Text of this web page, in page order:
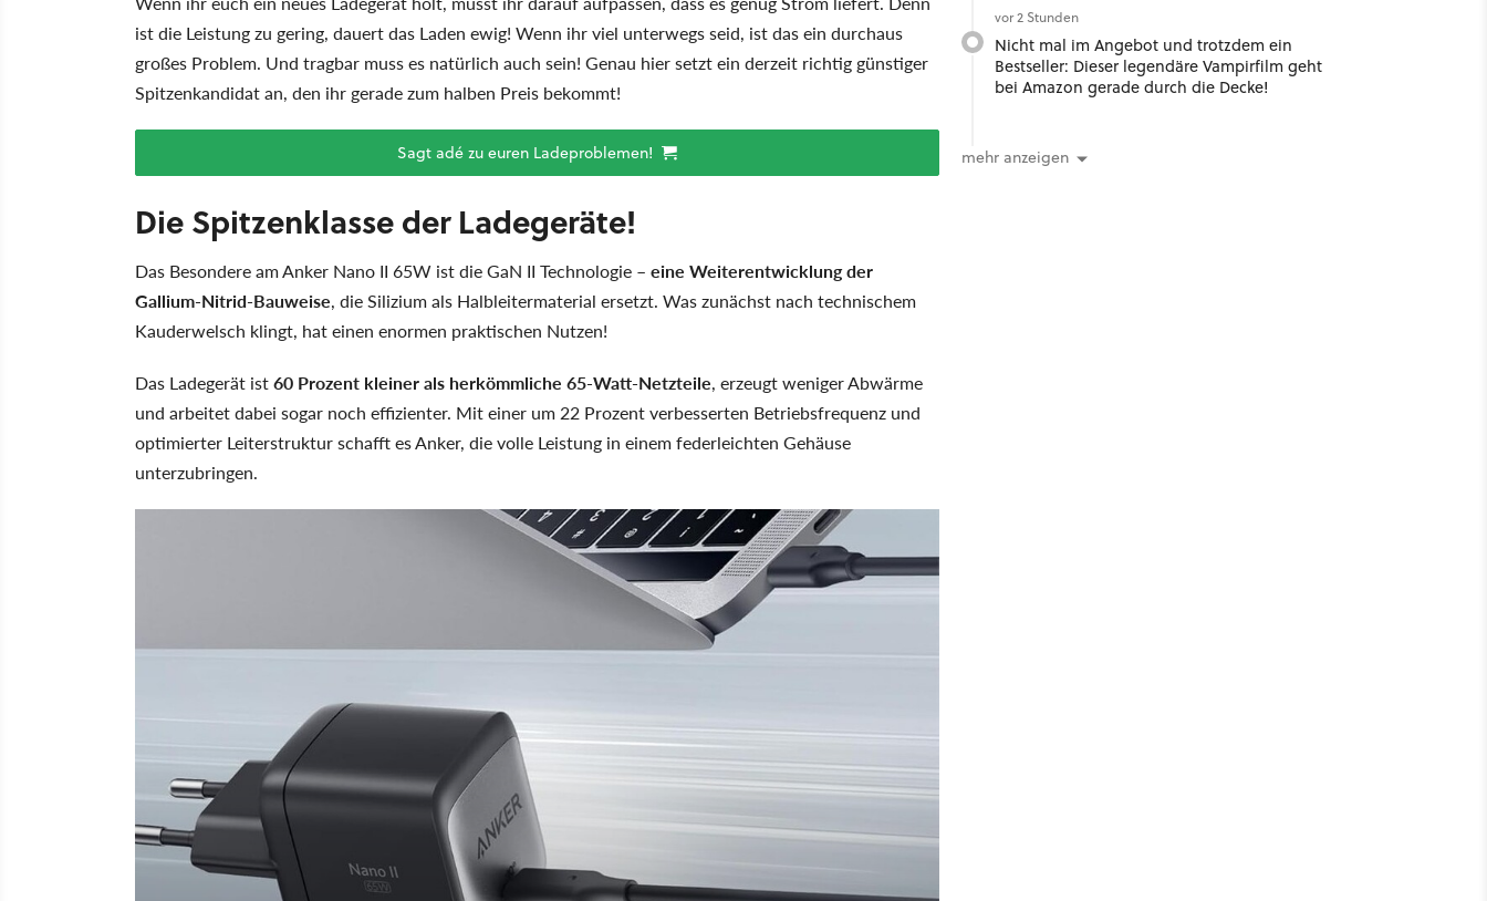
ist die Leistung zu gering, dauert das Laden ewig! Wenn ihr viel unterwegs seid, ist das ein durchaus
großes Problem. Und tragbar muss es natürlich auch sein! Genau hier setzt ein derzeit richtig günstiger
Spitzenkandidat an, den ihr gerade zum halben Preis bekommt!
Sagt adé zu euren Ladeproblemen!
Die Spitzenklasse der Ladegeräte!
Das Besondere am Anker Nano II 65W ist die GaN II Technologie – eine Weiterentwicklung der
Gallium-Nitrid-Bauweise, die Silizium als Halbleitermaterial ersetzt. Was zunächst nach technischem
Kauderwelsch klingt, hat einen enormen praktischen Nutzen!
Das Ladegerät ist60 Prozent kleiner als herkömmliche 65-Watt-Netzteile, erzeugt weniger Abwärme
und arbeitet dabei sogar noch effizienter. Mit einer um 22 Prozent verbesserten Betriebsfrequenz und
optimierter Leiterstruktur schafft es Anker, die volle Leistung in einem federleichten Gehäuse
unterzubringen.
vor 2 Stunden
Nicht mal im Angebot und trotzdem ein
Bestseller: Dieser legendäre Vampirfilm geht
bei Amazon gerade durch die Decke!
mehr anzeigen